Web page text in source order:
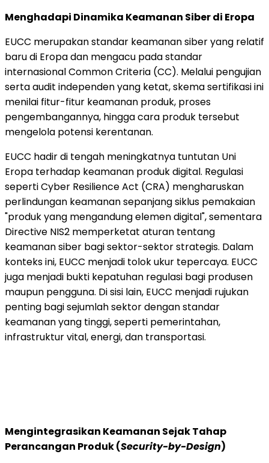
Menghadapi Dinamika Keamanan Siber di Eropa
EUCC merupakan standar keamanan siber yang relatif
baru di Eropa dan mengacu pada standar
internasional Common Criteria (CC). Melalui pengujian
serta audit independen yang ketat, skema sertifikasi ini
menilai fitur-fitur keamanan produk, proses
pengembangannya, hingga cara produk tersebut
mengelola potensi kerentanan.
EUCC hadir di tengah meningkatnya tuntutan Uni
Eropa terhadap keamanan produk digital. Regulasi
seperti Cyber Resilience Act (CRA) mengharuskan
perlindungan keamanan sepanjang siklus pemakaian
"produk yang mengandung elemen digital", sementara
Directive NIS2 memperketat aturan tentang
keamanan siber bagi sektor-sektor strategis. Dalam
konteks ini, EUCC menjadi tolok ukur tepercaya. EUCC
juga menjadi bukti kepatuhan regulasi bagi produsen
maupun pengguna. Di sisi lain, EUCC menjadi rujukan
penting bagi sejumlah sektor dengan standar
keamanan yang tinggi, seperti pemerintahan,
infrastruktur vital, energi, dan transportasi.
Mengintegrasikan Keamanan Sejak Tahap
Perancangan Produk (Security-by-Design)